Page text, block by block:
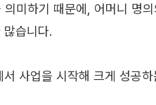
의미하기 때문에, 어머니 명
습니다.
사업을 시작해 크게 성공